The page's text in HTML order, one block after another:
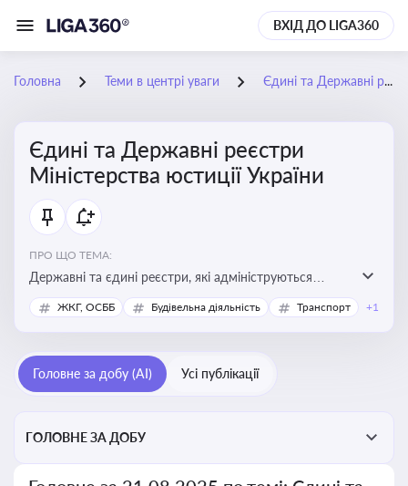
ВХІД ДО LIGA360
Головна Теми в центрі уваги Єдині та Державні реєстри Міністерства юстиції України
Єдині та Державні реєстри
Міністерства юстиції України
ПРО ЩО ТЕМА:
Державні та єдині реєстри, які адмініструються
Мінюстом України, і є ключовими інструментами для
юридичного захисту, ідентифікації прав, та
сімейних та майнових відносин
ЖКГ, ОСББ Будівельна діяльність Транспорт +1
Головне за добу (AI) Усі публікації
ГОЛОВНЕ ЗА ДОБУ